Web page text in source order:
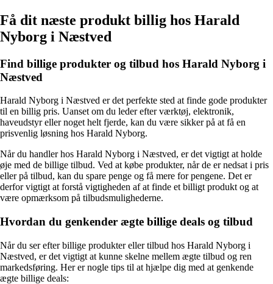
Få dit næste produkt billig hos Harald
Nyborg i Næstved
Find billige produkter og tilbud hos Harald Nyborg i
Næstved
Harald Nyborg i Næstved er det perfekte sted at finde gode produkter
til en billig pris. Uanset om du leder efter værktøj, elektronik,
haveudstyr eller noget helt fjerde, kan du være sikker på at få en
prisvenlig løsning hos Harald Nyborg.
Når du handler hos Harald Nyborg i Næstved, er det vigtigt at holde
øje med de billige tilbud. Ved at købe produkter, når de er nedsat i pris
eller på tilbud, kan du spare penge og få mere for pengene. Det er
derfor vigtigt at forstå vigtigheden af ​​at finde et billigt produkt og at
være opmærksom på tilbudsmulighederne.
Hvordan du genkender ægte billige deals og tilbud
Når du ser efter billige produkter eller tilbud hos Harald Nyborg i
Næstved, er det vigtigt at kunne skelne mellem ægte tilbud og ren
markedsføring. Her er nogle tips til at hjælpe dig med at genkende
ægte billige deals: